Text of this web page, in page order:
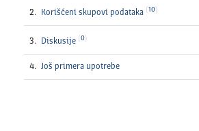
Korišćeni skupovi podataka 10
Diskusije 0
Još primera upotrebe